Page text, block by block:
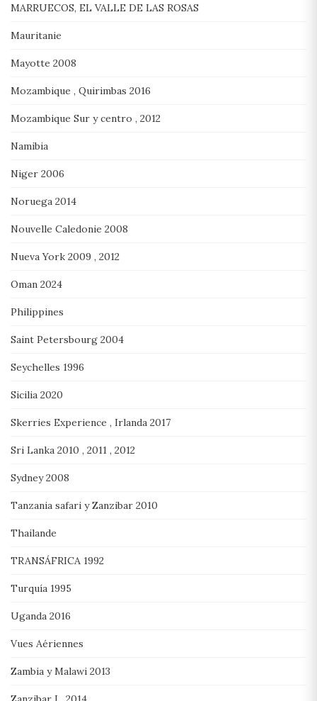
MARRUECOS, EL VALLE DE LAS ROSAS
Mauritanie
Mayotte 2008
Mozambique , Quirimbas 2016
Mozambique Sur y centro , 2012
Namibia
Niger 2006
Noruega 2014
Nouvelle Caledonie 2008
Nueva York 2009 , 2012
Oman 2024
Philippines
Saint Petersbourg 2004
Seychelles 1996
Sicilia 2020
Skerries Experience , Irlanda 2017
Sri Lanka 2010 , 2011 , 2012
Sydney 2008
Tanzania safari y Zanzibar 2010
Thailande
TRANSÁFRICA 1992
Turquía 1995
Uganda 2016
Vues Aériennes
Zambia y Malawi 2013